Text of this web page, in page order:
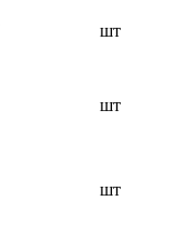
шт
шт
шт